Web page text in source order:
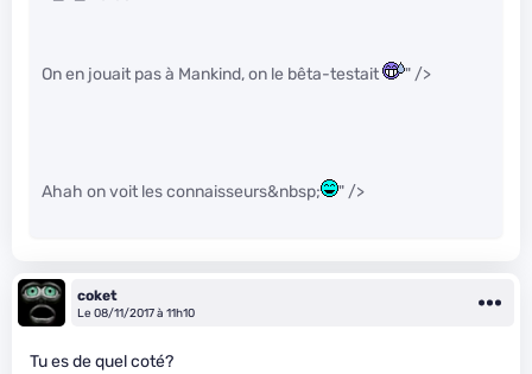
On en jouait pas à Mankind, on le bêta-testait " />
Ahah on voit les connaisseurs&nbsp; " />
coket
Le 08/11/2017 à 11h10
Tu es de quel coté?